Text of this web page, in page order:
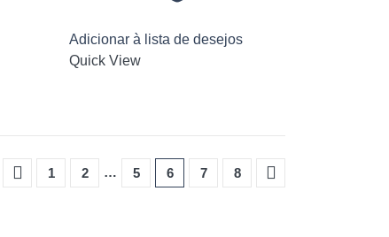
Adicionar à lista de desejos
Quick View
1 2 … 5 6 7 8